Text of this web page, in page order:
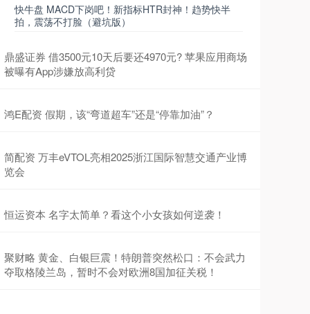
快牛盘 MACD下岗吧！新指标HTR封神！趋势快半
拍，震荡不打脸（避坑版）
鼎盛证券 借3500元10天后要还4970元? 苹果应用商场
被曝有App涉嫌放高利贷
鸿E配资 假期，该“弯道超车”还是“停靠加油”？
简配资 万丰eVTOL亮相2025浙江国际智慧交通产业博
览会
恒运资本 名字太简单？看这个小女孩如何逆袭！
聚财略 黄金、白银巨震！特朗普突然松口：不会武力
夺取格陵兰岛，暂时不会对欧洲8国加征关税！